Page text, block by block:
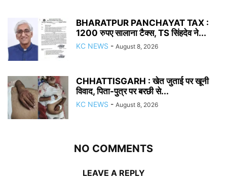
BHARATPUR PANCHAYAT TAX :
1200 रुपए सालाना टैक्स, TS सिंहदेव ने...
KC NEWS - August 8, 2026
CHHATTISGARH : खेत जुताई पर खूनी
विवाद, पिता-पुत्र पर बरछी से...
KC NEWS - August 8, 2026
NO COMMENTS
LEAVE A REPLY